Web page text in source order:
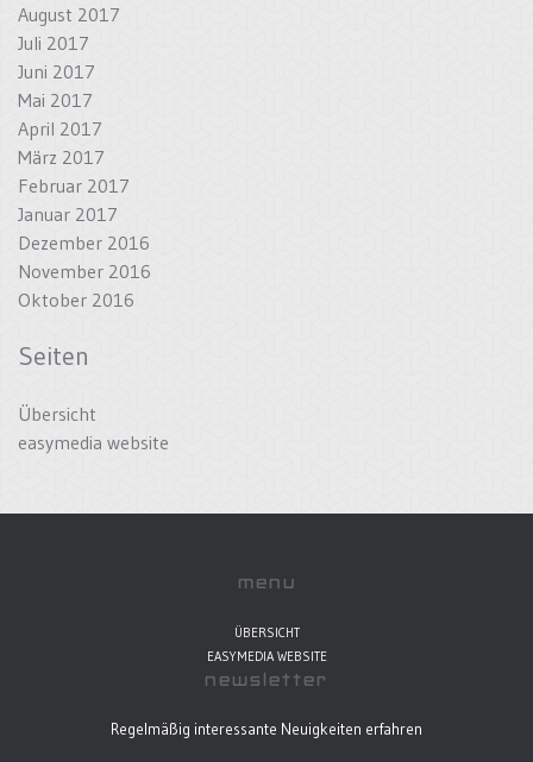
August 2017
Juli 2017
Juni 2017
Mai 2017
April 2017
März 2017
Februar 2017
Januar 2017
Dezember 2016
November 2016
Oktober 2016
Seiten
Übersicht
easymedia website
menu
ÜBERSICHT
EASYMEDIA WEBSITE
newsletter
Regelmäßig interessante Neuigkeiten erfahren